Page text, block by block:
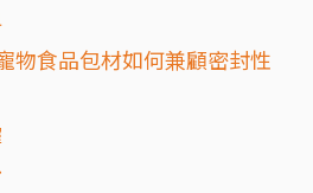
物食品包材如何兼顧密封性